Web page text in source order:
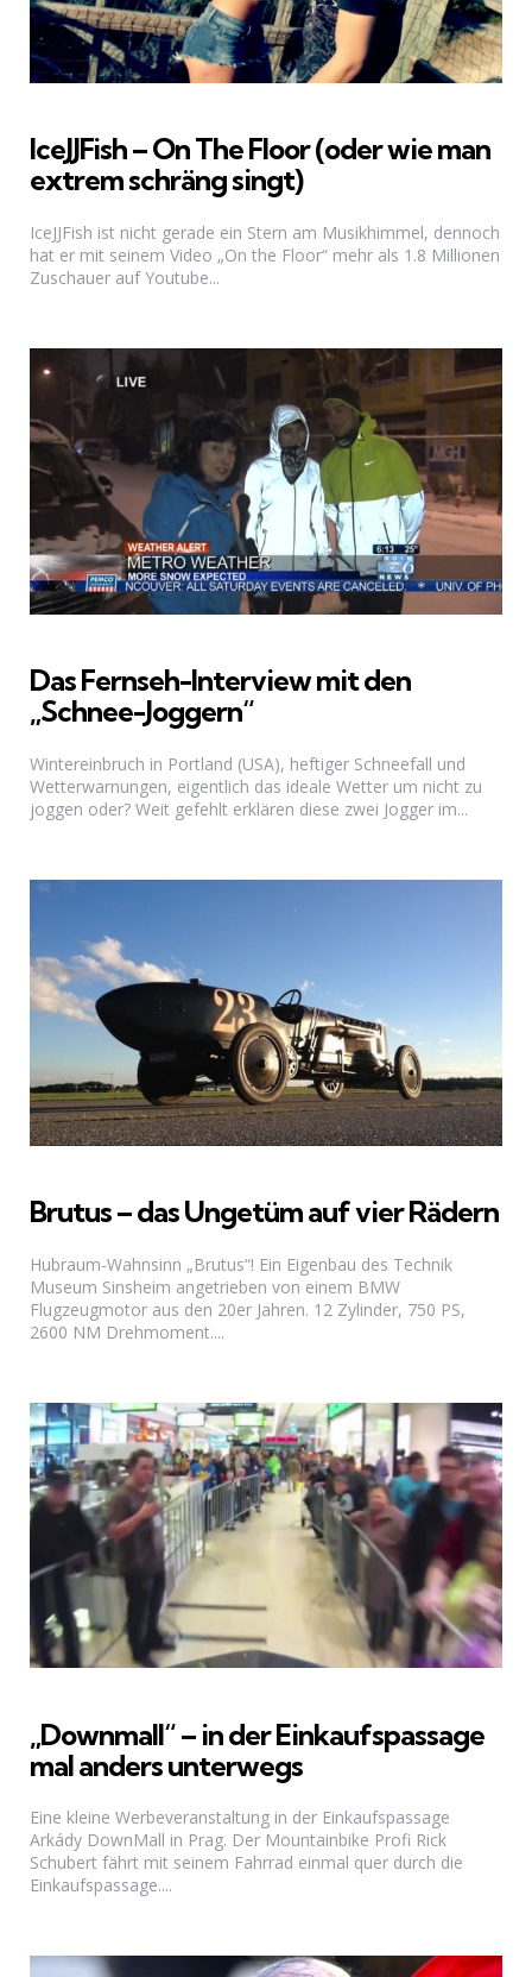
IceJJFish – On The Floor (oder wie man
extrem schräng singt)
IceJJFish ist nicht gerade ein Stern am Musikhimmel, dennoch
hat er mit seinem Video „On the Floor“ mehr als 1.8 Millionen
Zuschauer auf Youtube...
Das Fernseh-Interview mit den
„Schnee-Joggern“
Wintereinbruch in Portland (USA), heftiger Schneefall und
Wetterwarnungen, eigentlich das ideale Wetter um nicht zu
joggen oder? Weit gefehlt erklären diese zwei Jogger im...
Brutus – das Ungetüm auf vier Rädern
Hubraum-Wahnsinn „Brutus“! Ein Eigenbau des Technik
Museum Sinsheim angetrieben von einem BMW
Flugzeugmotor aus den 20er Jahren. 12 Zylinder, 750 PS,
2600 NM Drehmoment....
„Downmall“ – in der Einkaufspassage
mal anders unterwegs
Eine kleine Werbeveranstaltung in der Einkaufspassage
Arkády DownMall in Prag. Der Mountainbike Profi Rick
Schubert fährt mit seinem Fahrrad einmal quer durch die
Einkaufspassage....